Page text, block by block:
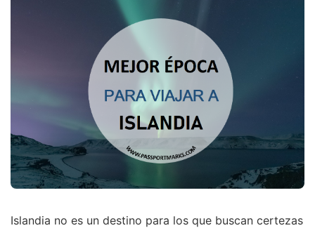
Islandia no es un destino para los que buscan certezas